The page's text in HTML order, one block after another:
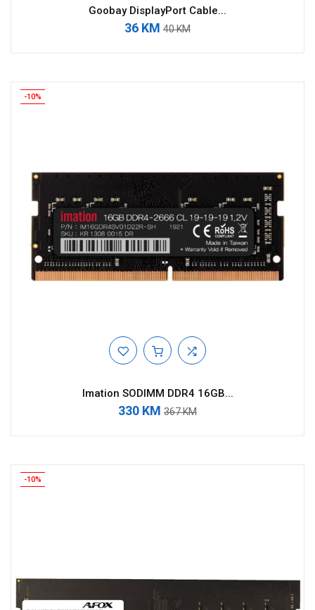
Goobay DisplayPort Cable...
36 KM 40 KM
-10%
Imation SODIMM DDR4 16GB...
330 KM 367 KM
-10%